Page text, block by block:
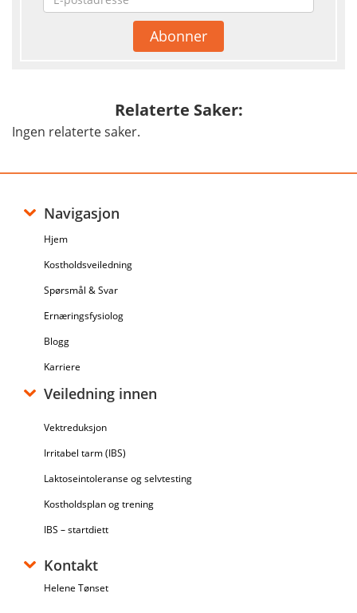
Relaterte Saker:
Ingen relaterte saker.
Navigasjon
Hjem
Kostholdsveiledning
Spørsmål & Svar
Ernæringsfysiolog
Blogg
Karriere
Veiledning innen
Vektreduksjon
Irritabel tarm (IBS)
Laktoseintoleranse og selvtesting
Kostholdsplan og trening
IBS – startdiett
Kontakt
Helene Tønset